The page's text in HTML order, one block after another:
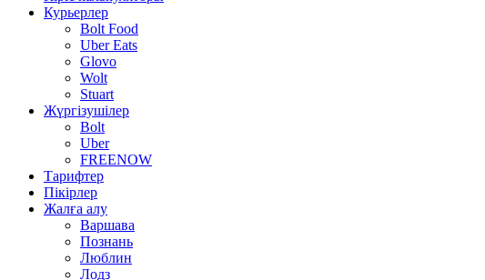
Курьерлер
Bolt Food
Uber Eats
Glovo
Wolt
Stuart
Жүргізушілер
Bolt
Uber
FREENOW
Тарифтер
Пікірлер
Жалға алу
Варшава
Познань
Люблин
Лодз